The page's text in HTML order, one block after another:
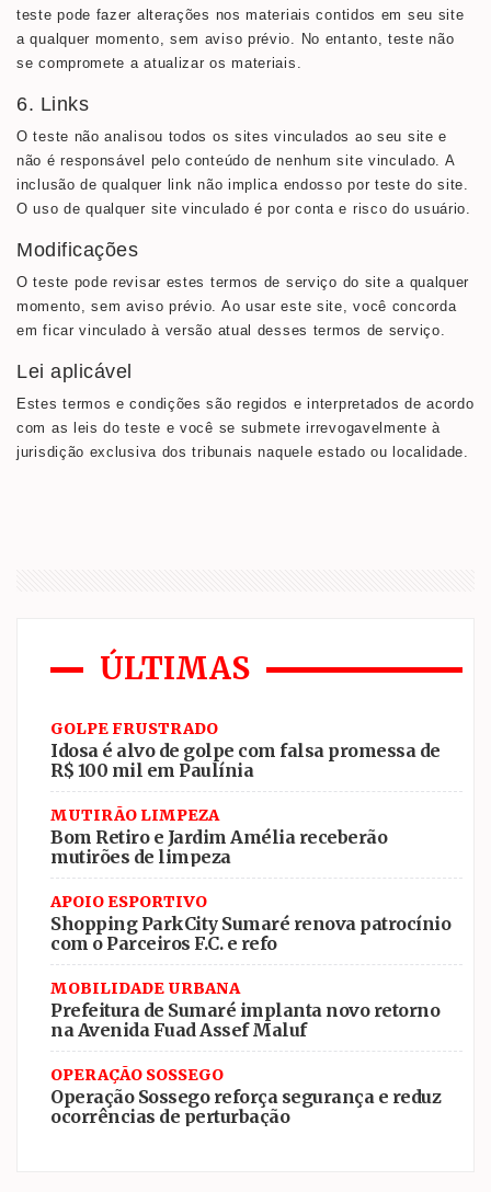
teste pode fazer alterações nos materiais contidos em seu site
a qualquer momento, sem aviso prévio. No entanto, teste não
se compromete a atualizar os materiais.
6. Links
O teste não analisou todos os sites vinculados ao seu site e
não é responsável pelo conteúdo de nenhum site vinculado. A
inclusão de qualquer link não implica endosso por teste do site.
O uso de qualquer site vinculado é por conta e risco do usuário.
Modificações
O teste pode revisar estes termos de serviço do site a qualquer
momento, sem aviso prévio. Ao usar este site, você concorda
em ficar vinculado à versão atual desses termos de serviço.
Lei aplicável
Estes termos e condições são regidos e interpretados de acordo
com as leis do teste e você se submete irrevogavelmente à
jurisdição exclusiva dos tribunais naquele estado ou localidade.
ÚLTIMAS
GOLPE FRUSTRADO
Idosa é alvo de golpe com falsa promessa de
R$ 100 mil em Paulínia
MUTIRÃO LIMPEZA
Bom Retiro e Jardim Amélia receberão
mutirões de limpeza
APOIO ESPORTIVO
Shopping ParkCity Sumaré renova patrocínio
com o Parceiros F.C. e refo
MOBILIDADE URBANA
Prefeitura de Sumaré implanta novo retorno
na Avenida Fuad Assef Maluf
OPERAÇÃO SOSSEGO
Operação Sossego reforça segurança e reduz
ocorrências de perturbação